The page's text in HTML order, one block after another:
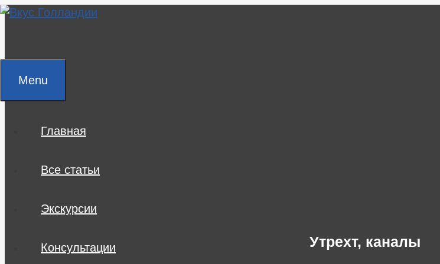
Skip
Menu
Главная
Все статьи
Экскурсии
Консультации Утрехт, каналы